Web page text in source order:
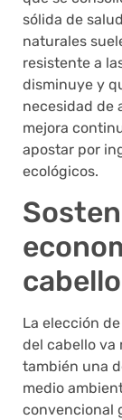
sólida de
naturales
resistente a
disminuye y
necesidad de
mejora
apostar por
ecológicos.
La elección
del cabello va
también una
medio
convencional